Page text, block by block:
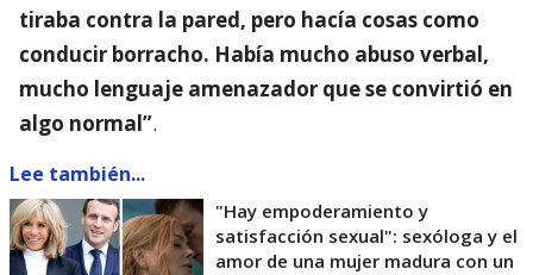
tiraba contra la pared, pero hacía cosas como
conducir borracho. Había mucho abuso verbal,
mucho lenguaje amenazador que se convirtió en
algo normal”.
Lee también...
"Hay empoderamiento y
satisfacción sexual": sexóloga y el
amor de una mujer madura con un